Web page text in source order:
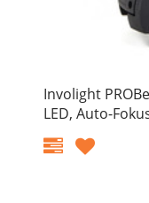
Involight
LED, Auto-